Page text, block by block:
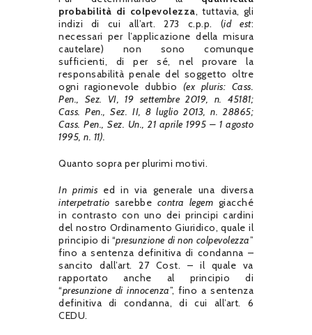
probabilità di colpevolezza, tuttavia, gli
indizi di cui all’art. 273 c.p.p. (id est:
necessari per l’applicazione della misura
cautelare) non sono comunque
sufficienti, di per sé, nel provare la
responsabilità penale del soggetto oltre
ogni ragionevole dubbio (ex pluris: Cass.
Pen., Sez. VI, 19 settembre 2019, n. 45181;
Cass. Pen., Sez. II, 8 luglio 2013, n. 28865;
Cass. Pen., Sez. Un., 21 aprile 1995 – 1 agosto
1995, n. 11).
Quanto sopra per plurimi motivi.
In primis ed in via generale una diversa
interpetratio sarebbe contra legem giacché
in contrasto con uno dei principi cardini
del nostro Ordinamento Giuridico, quale il
principio di “presunzione di non colpevolezza”
fino a sentenza definitiva di condanna –
sancito dall’art. 27 Cost. – il quale va
rapportato anche al principio di
“presunzione di innocenza”, fino a sentenza
definitiva di condanna, di cui all’art. 6
CEDU.